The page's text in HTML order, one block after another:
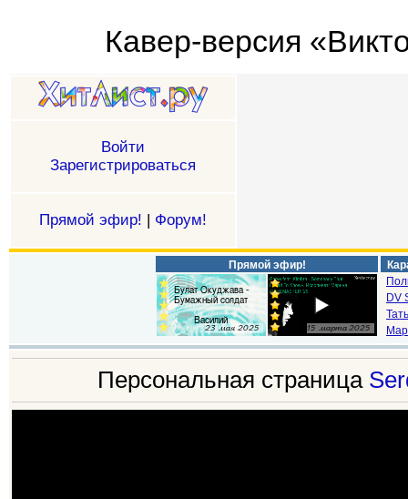
Кавер-версия
Войти
Зарегистрироваться
Прямой эфир! | Форум!
Прямой эфир!
DV
Персональная страница